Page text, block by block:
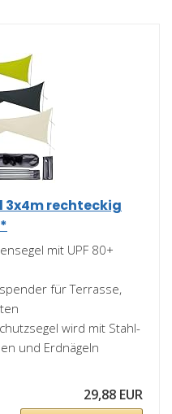
3x4m rechteckig
mit UPF 80+
für Terrasse,
wird mit Stahl-
und Erdnägeln
29,88 EUR